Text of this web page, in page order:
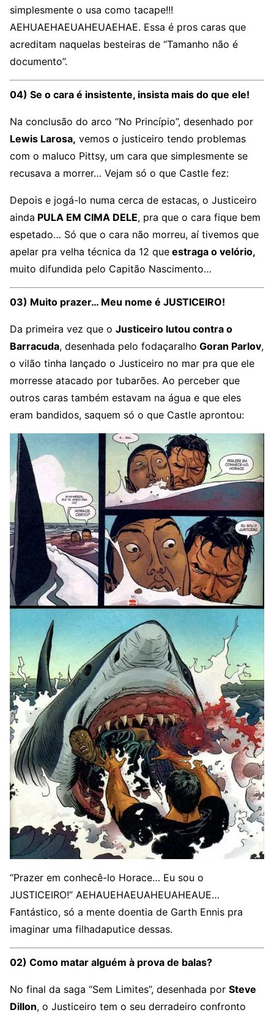
simplesmente o usa como tacape!!!
AEHUAEHAEUAHEUAEHAE. Essa é pros caras que
acreditam naquelas besteiras de “Tamanho não é
documento”.
04) Se o cara é insistente, insista mais do que ele!
Na conclusão do arco “No Princípio”, desenhado por
Lewis Larosa, vemos o justiceiro tendo problemas
com o maluco Pittsy, um cara que simplesmente se
recusava a morrer… Vejam só o que Castle fez:
Depois e jogá-lo numa cerca de estacas, o Justiceiro
ainda PULA EM CIMA DELE, pra que o cara fique bem
espetado… Só que o cara não morreu, aí tivemos que
apelar pra velha técnica da 12 que estraga o velório,
muito difundida pelo Capitão Nascimento…
03) Muito prazer… Meu nome é JUSTICEIRO!
Da primeira vez que o Justiceiro lutou contra o
Barracuda, desenhada pelo fodaçaralho Goran Parlov,
o vilão tinha lançado o Justiceiro no mar pra que ele
morresse atacado por tubarões. Ao perceber que
outros caras também estavam na água e que eles
eram bandidos, saquem só o que Castle aprontou:
“Prazer em conhecê-lo Horace… Eu sou o
JUSTICEIRO!” AEHAUEHAEUAHEUAHEAUE…
Fantástico, só a mente doentia de Garth Ennis pra
imaginar uma filhadaputice dessas.
02) Como matar alguém à prova de balas?
No final da saga “Sem Limites”, desenhada por Steve
Dillon, o Justiceiro tem o seu derradeiro confronto